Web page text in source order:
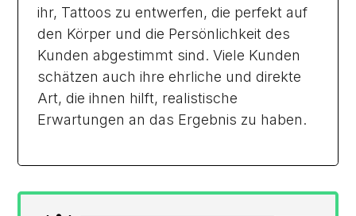
ihr, Tattoos zu entwerfen, die perfekt auf
den Körper und die Persönlichkeit des
Kunden abgestimmt sind. Viele Kunden
schätzen auch ihre ehrliche und direkte
Art, die ihnen hilft, realistische
Erwartungen an das Ergebnis zu haben.